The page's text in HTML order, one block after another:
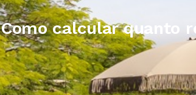
Como calcular quanto